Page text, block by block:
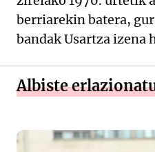
berriarekin batera,
bandak Usartza izena
Albiste